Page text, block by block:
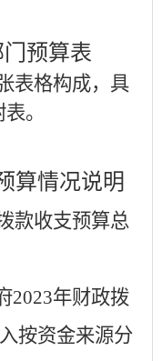
门预算表
表格构成，具
。
算情况说明
款收支预算总
2023年财政拨
按资金来源分